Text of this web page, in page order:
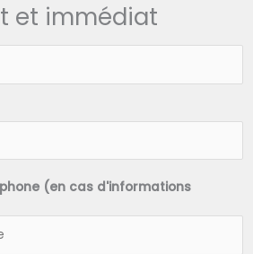
et immédiat
(en cas d'informations